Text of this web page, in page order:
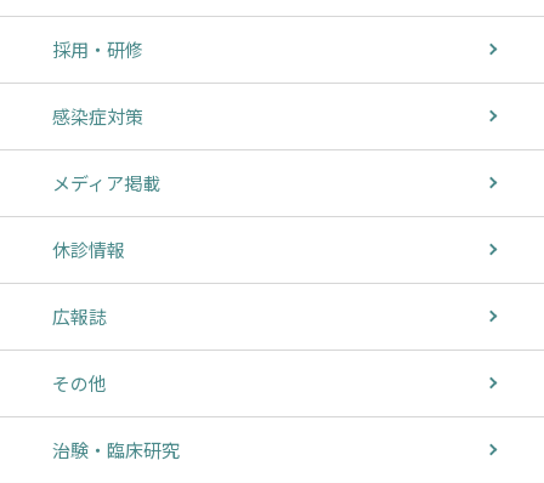
採用・研修
感染症対策
メディア掲載
休診情報
広報誌
その他
治験・臨床研究